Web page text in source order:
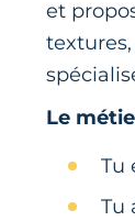
et
Le
Tu
Tu